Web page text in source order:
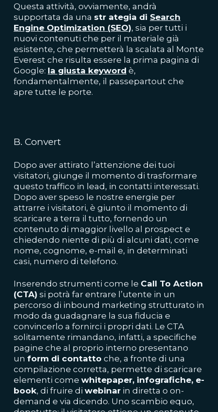
Questa attività, ovviamente, andrà
supportata da una str ategia di Search
Engine Optimization (SEO), sia per tutti i
nuovi contenuti che per il materiale già
esistente, che permetterà la scalata al Monte
Everest che risulta essere la prima pagina di
Google: la giusta keyword è,
fondamentalmente, il passepartout che
apre tutte le porte.
B. Convert
Dopo aver attirato l’attenzione dei tuoi
visitatori, giunge il momento di trasformare
questo traffico in lead, in contatti interessati.
Dopo aver speso le nostre energie per
attrarre i visitatori, è giunto il momento di
scaricare a terra il tutto, fornendo un
contenuto di maggior livello al prospect e
chiedendo niente di più di alcuni dati, come
nome, cognome, e-mail e, in determinati
casi, numero di telefono.
Inserendo strumenti come le Call To Action
(CTA) si potrà far entrare l’utente in un
percorso di inbound marketing strutturato in
modo da guadagnare la sua fiducia e
convincerlo a fornirci i propri dati. Le CTA
solitamente rimandano, infatti, a specifiche
pagine che al proprio interno presentano
un form di contatto che, a fronte di una
compilazione corretta, permette di scaricare
elementi come whitepaper, infografiche, e-
book, di fruire di webinar in diretta o on-
demand e via dicendo. Uno scambio equo,